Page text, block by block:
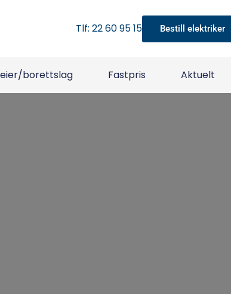
Tlf: 22 60 95 15 Bestill elektriker
borettslag Fastpris Aktuelt